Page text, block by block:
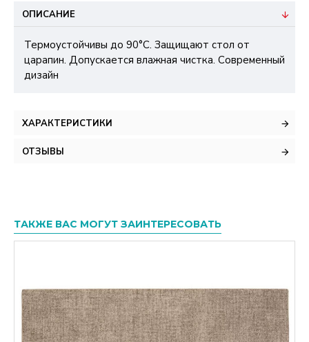
ОПИСАНИЕ
Термоустойчивы до 90°С. Защищают стол от
царапин. Допускается влажная чистка. Cовременный
дизайн
ХАРАКТЕРИСТИКИ
ОТЗЫВЫ
ТАКЖЕ ВАС МОГУТ ЗАИНТЕРЕСОВАТЬ